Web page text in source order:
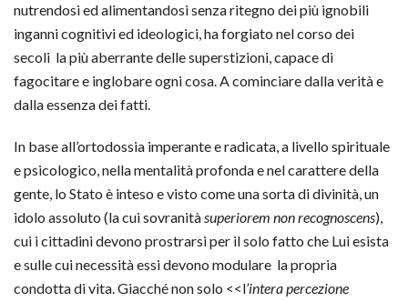
nutrendosi ed alimentandosi senza ritegno dei più ignobili
inganni cognitivi ed ideologici, ha forgiato nel corso dei
secoli la più aberrante delle superstizioni, capace di
fagocitare e inglobare ogni cosa. A cominciare dalla verità e
dalla essenza dei fatti.
In base all’ortodossia imperante e radicata, a livello spirituale
e psicologico, nella mentalità profonda e nel carattere della
gente, lo Stato è inteso e visto come una sorta di divinità, un
idolo assoluto (la cui sovranitàsuperiorem non recognoscens),
cui i cittadini devono prostrarsi per il solo fatto che Lui esista
e sulle cui necessità essi devono modulare la propria
condotta di vita. Giacché non solo <<l’intera percezione